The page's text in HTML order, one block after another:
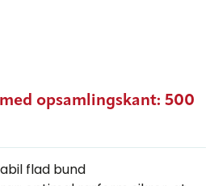
opsamlingskant: 500
flad bund